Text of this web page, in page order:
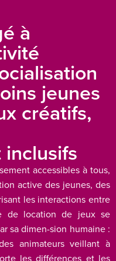
à
jeunes
créatifs,
accessibles à tous,
active des jeunes, des
les interactions entre
de location de jeux se
sa dimen-sion humaine :
animateurs veillant à
les différences et les